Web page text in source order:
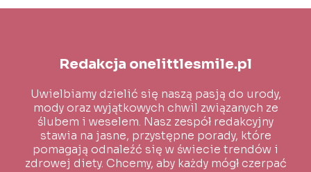
Redakcja onelittlesmile.pl
Uwielbiamy dzielić się naszą pasją do urody,
mody oraz wyjątkowych chwil związanych ze
ślubem i weselem. Nasz zespół redakcyjny
stawia na jasne, przystępne porady, które
pomagają odnaleźć się w świecie trendów i
zdrowej diety. Chcemy, aby każdy mógł czerpać